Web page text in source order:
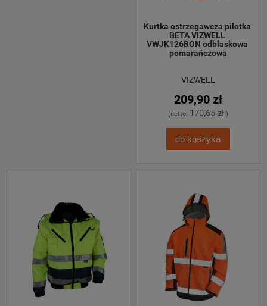
Kurtka ostrzegawcza pilotka
BETA VIZWELL
VWJK126BON odblaskowa
pomarańczowa
VIZWELL
209,90 zł
(netto: 170,65 zł)
do koszyka